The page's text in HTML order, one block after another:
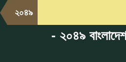
২০৪৯
- ২০৪৯